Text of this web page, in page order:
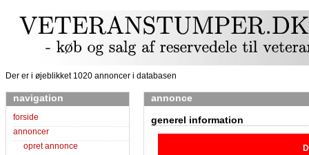
Der er i øjeblikket 1020 annoncer i databasen
navigation
forside
annoncer
opret annonce
annonce
generel information